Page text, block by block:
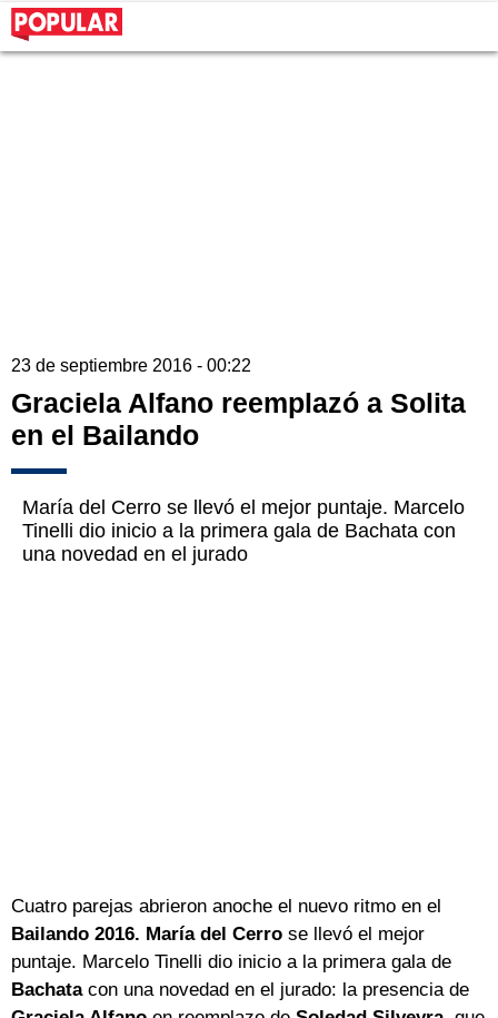
23 de septiembre 2016 - 00:22
Graciela Alfano reemplazó a Solita
en el Bailando
María del Cerro se llevó el mejor puntaje. Marcelo
Tinelli dio inicio a la primera gala de Bachata con
una novedad en el jurado
Cuatro parejas abrieron anoche el nuevo ritmo en el
Bailando 2016. María del Cerro se llevó el mejor
puntaje. Marcelo Tinelli dio inicio a la primera gala de
Bachatacon una novedad en el jurado: la presencia de